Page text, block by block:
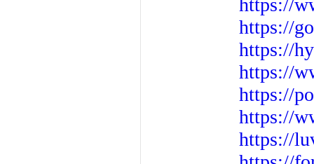
https://
https://
https://
https://
https://
https://
https://